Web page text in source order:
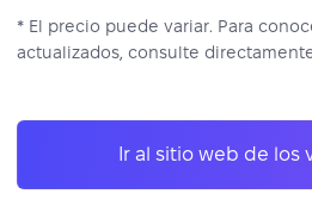
* El precio puede variar. Para
actualizados, consulte
Ir al sitio web de los